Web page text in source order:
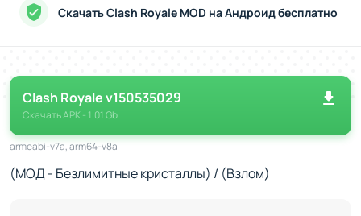
Ключ к победе - комбинировать войска с особыми
последнюю минуту скорость событий удваивается,
гарантируя напряжение до самого финала.
Путь к совершенству
карта имеет уровни, которые улучшают её
Скачать Clash Royale MOD на Андроид бесплатно
Clash Royale v150535029
СкачатьAPK- 1.01 Gb
armeabi-v7a, arm64-v8a
(МОД - Безлимитные кристаллы) / (Взлом)